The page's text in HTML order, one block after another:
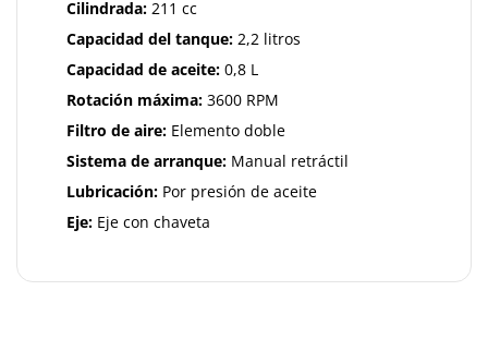
Cilindrada: 211 cc
Capacidad del tanque: 2,2 litros
Capacidad de aceite: 0,8 L
Rotación máxima: 3600 RPM
Filtro de aire: Elemento doble
Sistema de arranque: Manual retráctil
Lubricación: Por presión de aceite
Eje: Eje con chaveta